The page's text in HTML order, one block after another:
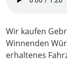
Wir kaufen
Winnenden
erhaltenes